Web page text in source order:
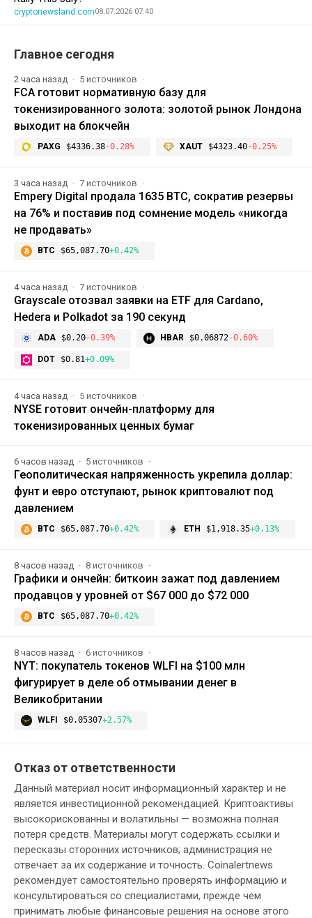
cryptonewsland.com08.07.2026 07:40
Главное сегодня
2 часа назад 5 источников
FCA готовит нормативную базу для
токенизированного золота: золотой рынок Лондона
выходит на блокчейн
PAXG $4336.38-0.28% XAUT $4323.40-0.25%
3 часа назад 7 источников
Empery Digital продала 1635 BTC, сократив резервы
на 76% и поставив под сомнение модель «никогда
не продавать»
BTC $65,087.70+0.42%
4 часа назад 7 источников
Grayscale отозвал заявки на ETF для Cardano,
Hedera и Polkadot за 190 секунд
ADA $0.20-0.39% HBAR $0.06872-0.60%
DOT $0.81+0.09%
4 часа назад 5 источников
NYSE готовит ончейн-платформу для
токенизированных ценных бумаг
6 часов назад 5 источников
Геополитическая напряженность укрепила доллар:
фунт и евро отступают, рынок криптовалют под
давлением
BTC $65,087.70+0.42% ETH $1,918.35+0.13%
8 часов назад 8 источников
Графики и ончейн: биткоин зажат под давлением
продавцов у уровней от $67 000 до $72 000
BTC $65,087.70+0.42%
8 часов назад 6 источников
NYT: покупатель токенов WLFI на $100 млн
фигурирует в деле об отмывании денег в
Великобритании
WLFI $0.05307+2.57%
Отказ от ответственности
Данный материал носит информационный характер и не
является инвестиционной рекомендацией. Криптоактивы
высокорискованны и волатильны — возможна полная
потеря средств. Материалы могут содержать ссылки и
пересказы сторонних источников; администрация не
отвечает за их содержание и точность. Coinalertnews
рекомендует самостоятельно проверять информацию и
консультироваться со специалистами, прежде чем
принимать любые финансовые решения на основе этого